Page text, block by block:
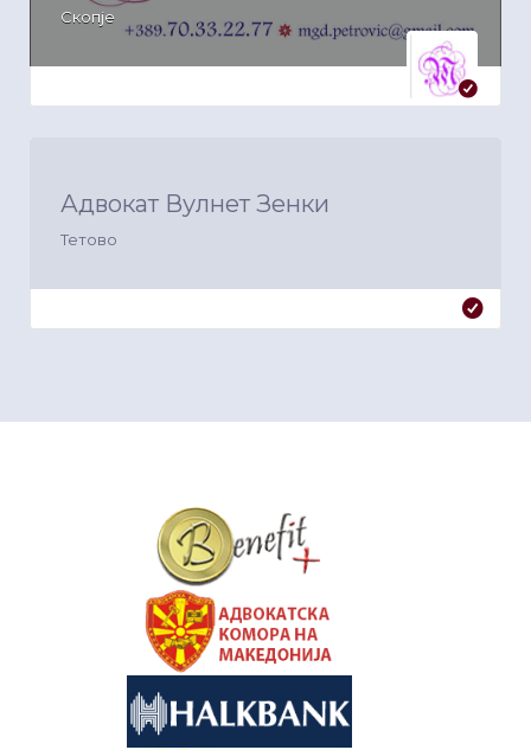
Скопје
Адвокат Вулнет Зенки
Тетово